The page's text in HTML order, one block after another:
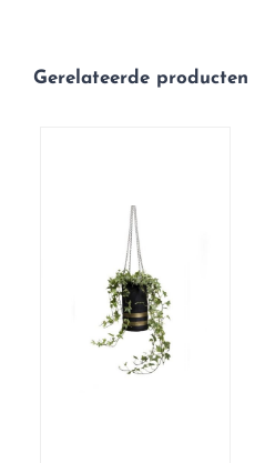
Gerelateerde producten